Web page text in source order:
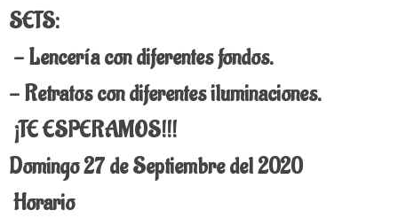
SETS:
- Lencería con diferentes fondos.
- Retratos con diferentes iluminaciones.
¡TE ESPERAMOS!!!
Domingo 27 de Septiembre del 2020
Horario